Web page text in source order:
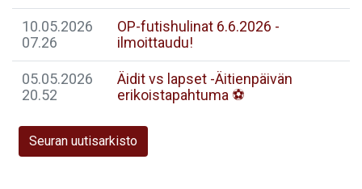
10.05.2026
07.26
OP-futishulinat 6.6.2026 -
ilmoittaudu!
05.05.2026
20.52
Äidit vs lapset -Äitienpäivän
erikoistapahtuma ⚽️
Seuran uutisarkisto